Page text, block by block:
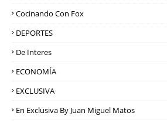
Cocinando Con Fox
DEPORTES
De Interes
ECONOMÍA
EXCLUSIVA
En Exclusiva By Juan Miguel Matos